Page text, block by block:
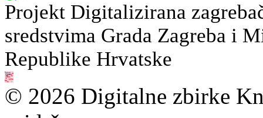
Projekt Digitalizirana
sredstvima Grada Zagreba i
Republike Hrvatske
© 2026 Digitalne zbirke